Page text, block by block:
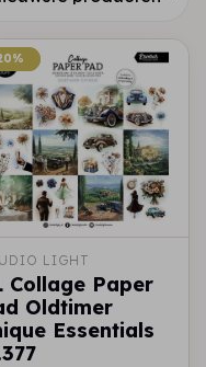
LIGHT
Collage Paper
Oldtimer
Essentials